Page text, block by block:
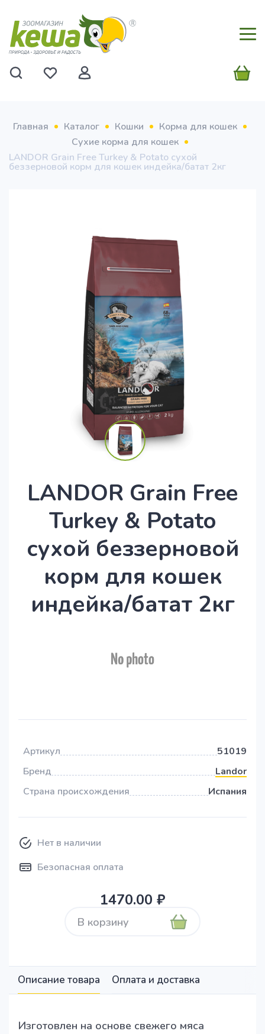
Главная Каталог Кошки
Корма для кошек
Сухие корма для кошек
LANDOR Grain Free Turkey & Potato сухой
беззерновой корм для кошек индейка/батат 2кг
LANDOR Grain Free
Turkey & Potato
сухой беззерновой
корм для кошек
индейка/батат 2кг
Артикул
51019
Бренд
Landor
Страна происхождения
Испания
Нет в наличии
Безопасная оплата
1470.00 ₽
В корзину
Описание товара Оплата и доставка
Изготовлен на основе свежего мяса